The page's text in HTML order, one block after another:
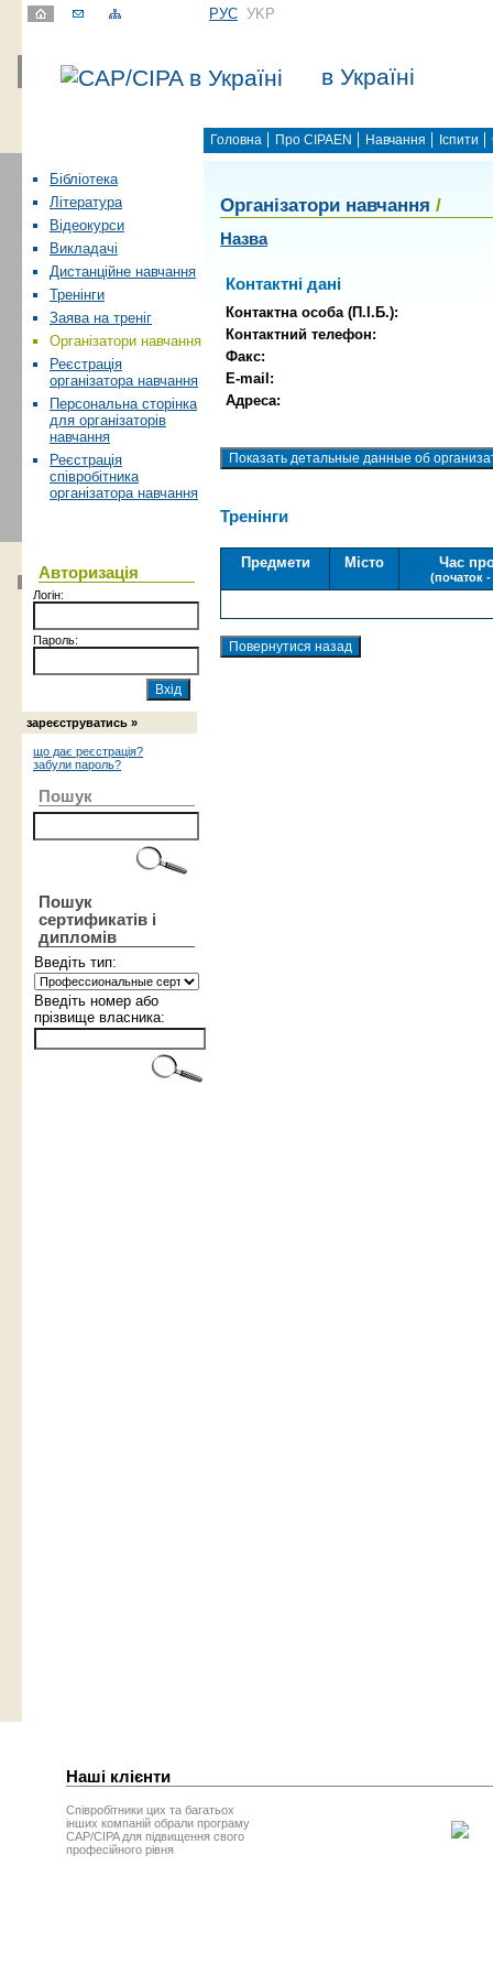
РУС УKР
в Україні
Головна Про CIPAEN Навчання Іспити
Бібліотека
Література
Відеокурси
Викладачі
Дистанційне навчання
Тренінги
Заява на треніг
Організатори навчання
Реєстрація
організатора навчання
Персональна сторінка
для організаторів
навчання
Реєстрація
співробітника
організатора навчання
Авторизація
Логін:
Пароль:
зареєструватись »
що дає реєстрація?
забули пароль?
Пошук
Пошук
сертификатів і
дипломів
Введіть тип:
Введіть номер або
прізвище власника:
Організатори навчання /
Назва
Контактні дані
Контактна особа (П.І.Б.):
Контактний телефон:
Факс:
E-mail:
Адреса:
Тренінги
Предмети Місто Час
(початок -
Наші клієнти
Співробітники цих та багатьох
інших компаній обрали програму
CAP/CIPA для підвищення свого
професійного рівня